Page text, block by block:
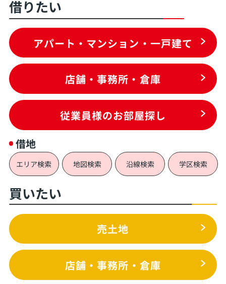
借りたい
アパート・マンション・一戸建て
店舗・事務所・倉庫
従業員様のお部屋探し
借地
エリア検索 地図検索 沿線検索 学区検索
買いたい
売土地
店舗・事務所・倉庫